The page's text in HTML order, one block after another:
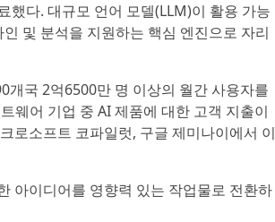
했다. 대규모 언어 모델(LLM)이 활용 가능
및 분석을 지원하는 핵심 엔진으로 자리
국 2억6500만 명 이상의 월간 사용자를
웨어 기업 중 AI 제품에 대한 고객 지출이
로소프트 코파일럿, 구글 제미나이에서 이
아이디어를 영향력 있는 작업물로 전환하